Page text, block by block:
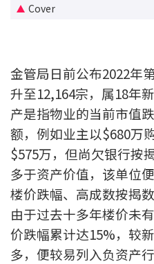
推荐齐齐友赏
按揭计算
转按计算
置业预算
供款年期计算
工商铺按揭计算
印花税计算
Cover
金管局日前公布2022年
升至12,164宗，属18年
产是指物业的当前市值
额，例如业主以$680万
$575万，但尚欠银行按
多于资产价值，该单位
楼价跌幅、高成数按揭
由于过去十多年楼价未
价跌幅累计达15%，较
多，便较易列入负资产行